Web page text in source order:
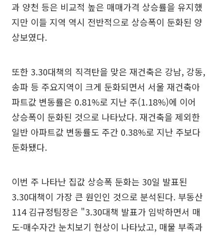
과 양천 등은 비교적 높은 매매가격 상승률을 유지했
지만 이들 지역 역시 전반적으로 상승폭이 둔화된 양
상보였다.
또한 3.30대책의 직격탄을 맞은 재건축은 강남, 강동,
송파 등 주요지역이 크게 둔화되면서 서울 재건축아
파트값 변동률은 0.81%로 지난 주(1.18%)에 이어
상승폭이 둔화된 것으로 나타났다. 재건축을 제외한
일반 아파트값 변동률도 주간 0.38%로 지난 주보다
둔화됐다.
이번 주 나타난 집값 상승폭 둔화는 30일 발표된
3.30대책이 가장 큰 원인인 것으로 분석된다. 부동산
114 김규정팀장은 "3.30대책 발표가 임박하면서 매
도-매수자간 눈치보기 현상이 나타났고, 매물 부족과